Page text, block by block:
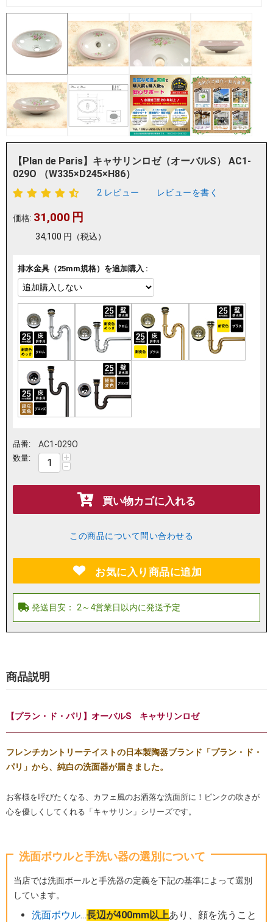
【Plan de Paris】キャサリンロゼ（オーバルS） AC1-
029O （W335×D245×H86）
2 レビュー レビューを書く
価格: 31,000 円
34,100 円 （税込）
排水金具（25mm規格）を追加購入 :
品番: AC1-029O
数量: +
−
買い物カゴに入れる
この商品について問い合わせる
お気に入り商品に追加
商品説明
【プラン・ド・パリ】オーバルS キャサリンロゼ
フレンチカントリーテイストの日本製陶器ブランド「プラン・ド・
パリ」から、純白の洗面器が届きました。
お客様を呼びたくなる、カフェ風のお洒落な洗面所に！ピンクの吹きが
心を優しくしてくれる「キャサリン」シリーズです。
洗面ボウルと手洗い器の選別について
当店では洗面ボールと手洗器の定義を下記の基準によって選別
しています。
洗面ボウル…長辺が400mm以上あり、顔を洗うこと